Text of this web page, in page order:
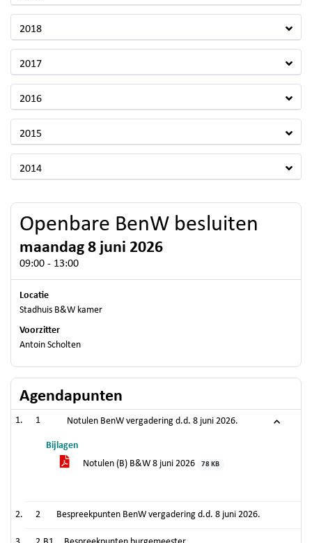
2018
2017
2016
2015
2014
Openbare BenW besluiten
maandag 8 juni 2026
09:00 - 13:00
Locatie
Stadhuis B&W kamer
Voorzitter
Antoin Scholten
Agendapunten
1 Notulen BenW vergadering d.d. 8 juni 2026.
Bijlagen
Notulen (B) B&W 8 juni 2026
78 KB
2 Bespreekpunten BenW vergadering d.d. 8 juni 2026.